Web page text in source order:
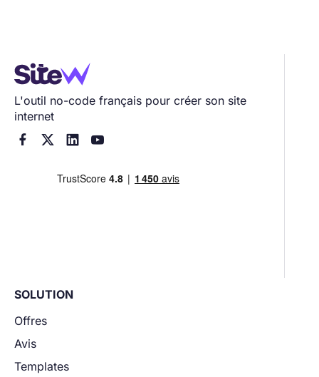
L'outil no-code français pour créer son site
internet
   
SOLUTION
Offres
Avis
Templates